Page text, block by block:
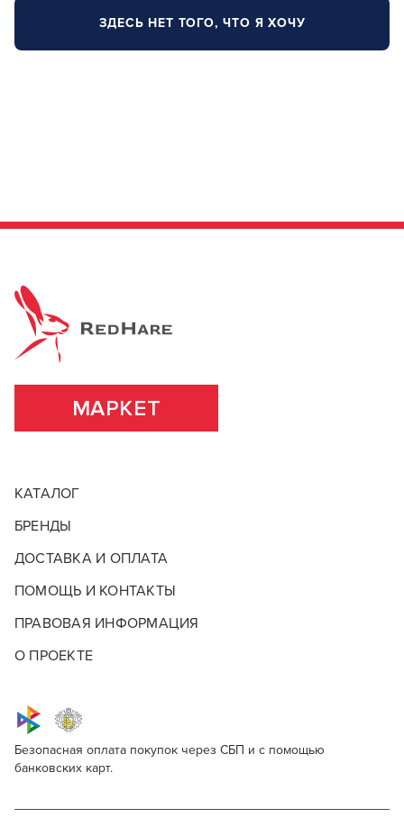
ЗДЕСЬ НЕТ ТОГО, ЧТО Я ХОЧУ
МАРКЕТ
КАТАЛОГ
БРЕНДЫ
ДОСТАВКА И ОПЛАТА
ПОМОЩЬ И КОНТАКТЫ
ПРАВОВАЯ ИНФОРМАЦИЯ
О ПРОЕКТЕ
Безопасная оплата покупок через СБП и с помощью
банковских карт.
МАСЛО ДЛЯ УХОДА ЗА БОРОДОЙ
Опишите, что бы вы хотели видеть в